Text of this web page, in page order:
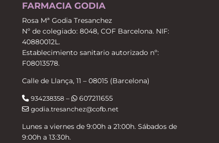
FARMACIA GODIA
Rosa Mª Godia Tresanchez
Nº de colegiado: 8048, COF Barcelona. NIF:
40880012L.
Establecimiento sanitario autorizado nº:
F08013578.
Calle de Llança, 11 – 08015 (Barcelona)
934238358– 607211655
godia.tresanchez@cofb.net
Lunes a viernes de 9:00h a 21:00h. Sábados de
9:00h a 13:30h.